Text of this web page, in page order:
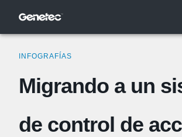
INFOGRAFÍAS
Migrando a un
de control de